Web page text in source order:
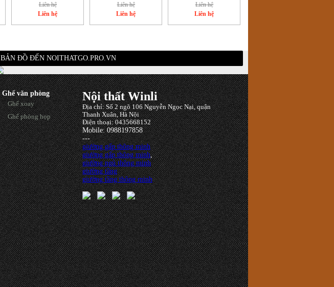
Liên hệ
Liên hệ
Liên hệ
Liên hệ
Liên hệ
Liên hệ
BẢN ĐỒ ĐẾN NOITHATGO.PRO.VN
Ghế văn phòng
Ghế xoay
Ghế phòng họp
Nội thất Winli
Địa chỉ: Số 2 ngõ 106 Nguyễn Ngọc Nại, quận
Thanh Xuân, Hà Nội
Điện thoại: 0435668152
Mobile: 0988197858
---
giường gấp thông minh
giường gấp thông minh,
giường ngủ thông minh
giường tầng
giường tầng thông minh